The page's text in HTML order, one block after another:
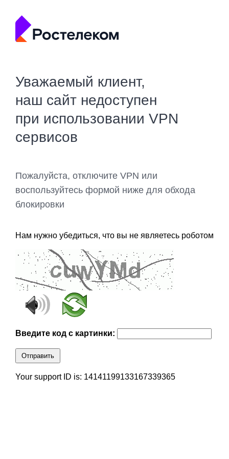
Уважаемый клиент,
наш сайт недоступен
при использовании VPN
сервисов
Пожалуйста, отключите VPN или
воспользуйтесь формой ниже для обхода
блокировки
Нам нужно убедиться, что вы не являетесь роботом
Введите код с картинки:
Отправить
Your support ID is: 14141199133167339365